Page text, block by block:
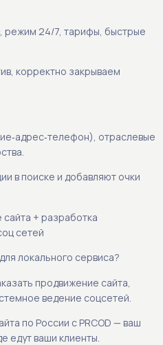
режим 24/7, тарифы, быстрые
корректно закрываем
отраслевые
в поиске и добавляют очки
+ разработка
сетей
локального сервиса?
продвижение сайта,
ведение соцсетей.
по России с PRCOD — ваш
едут ваши клиенты.